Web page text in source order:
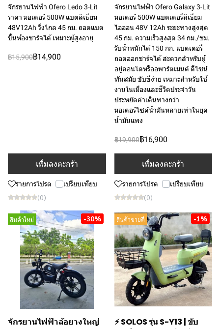
จักรยานไฟฟ้า Ofero Ledo 3-Lit
ราคา มอเตอร์ 500W แบตลิเธียม
48V12Ah วิ่งไกล 45 กม. ถอดแบต
ขึ้นห้องชาร์จได้ เหมาะผู้สูงอายุ
฿15,900฿14,900
เพิ่มลงตะกร้า
รายการโปรด เปรียบเทียบ
(0)
จักรยานไฟฟ้า Ofero Galaxy 3-Lit
มอเตอร์ 500W แบตเตอรี่ลิเธียม
ไอออน 48V 12Ah ระยะทางสูงสุด
45 กม. ความเร็วสูงสุด 34 กม./ชม.
รับน้ำหนักได้ 150 กก. แบตเตอรี่
ถอดออกชาร์จได้ สะดวกสำหรับผู้
อยู่คอนโดหรืออพาร์ตเมนต์ ดีไซน์
ทันสมัย ขับขี่ง่าย เหมาะสำหรับใช้
งานในเมืองและชีวิตประจำวัน
ประหยัดค่าเดินทางกว่า
มอเตอร์ไซค์น้ำมันหลายเท่าในยุค
น้ำมันแพง
฿19,900฿16,900
เพิ่มลงตะกร้า
รายการโปรด เปรียบเทียบ
(0)
สินค้าใหม่ -30%
จักรยานไฟฟ้าล้อยางใหญ่
สินค้าขายดี -1%
⚡ SOLOS รุ่น S-Y13 | ขับ